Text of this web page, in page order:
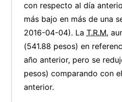
con respecto al día
más bajo en más de una
2016-04-04). La T.R.M.
(541.88 pesos) en
año anterior, pero se
pesos) comparando con
anterior.